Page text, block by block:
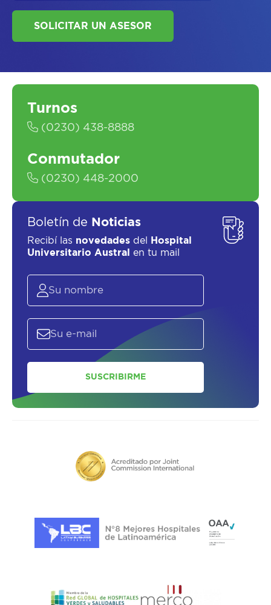
ASESORATE SOBREEL
SALUD
SOLICITAR UN ASESOR
Turnos
(0230) 438-8888
Conmutador
(0230) 448-2000
Boletín de Noticias
Recibí las novedades del
Hospital
Universitario Austral
en tu mail
SUSCRIBIRME